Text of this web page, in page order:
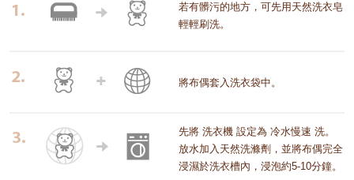
若有髒污的地方，可先用天然洗衣皂
輕輕刷洗。
將布偶套入洗衣袋中。
先將 洗衣機 設定為 冷水慢速 洗。
放水加入天然洗滌劑，並將布偶完全
浸濕於洗衣槽內，浸泡約5-10分鐘。